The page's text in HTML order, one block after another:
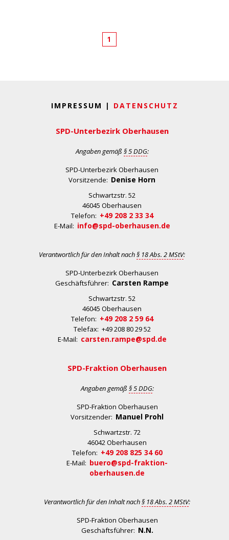
1
IMPRESSUM | DATENSCHUTZ
SPD-Unterbezirk Oberhausen
Angaben gemäß § 5 DDG:
SPD-Unterbezirk Oberhausen
Vorsitzende: Denise Horn
Schwartzstr. 52
46045 Oberhausen
Telefon: +49 208 2 33 34
E-Mail: info@spd-oberhausen.de
Verantwortlich für den Inhalt nach§ 18 Abs. 2 MStV:
SPD-Unterbezirk Oberhausen
Geschäftsführer: Carsten Rampe
Schwartzstr. 52
46045 Oberhausen
Telefon: +49 208 2 59 64
Telefax: +49 208 80 29 52
E-Mail: carsten.rampe@spd.de
SPD-Fraktion Oberhausen
Angaben gemäß § 5 DDG:
SPD-Fraktion Oberhausen
Vorsitzender: Manuel Prohl
Schwartzstr. 72
46042 Oberhausen
Telefon: +49 208 825 34 60
E-Mail: buero@spd-fraktion-
oberhausen.de
Verantwortlich für den Inhalt nach§ 18 Abs. 2 MStV:
SPD-Fraktion Oberhausen
Geschäftsführer: N.N.